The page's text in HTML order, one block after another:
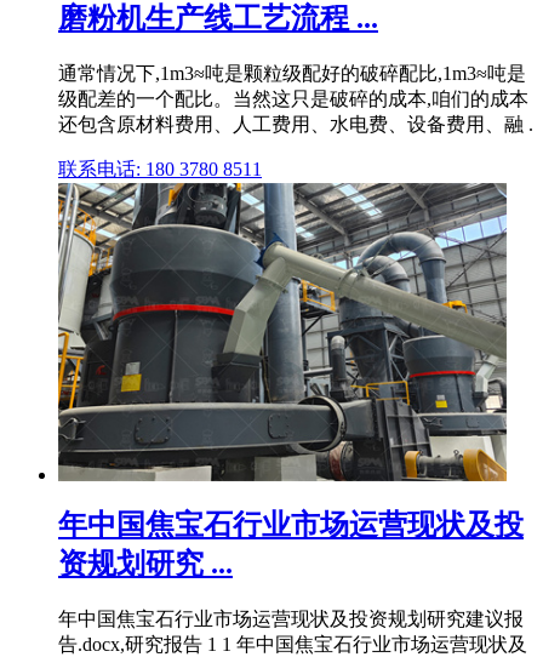
磨粉机生产线工艺流程 ...
通常情况下,1m3≈吨是颗粒级配好的破碎配比,1m3≈吨是
级配差的一个配比。当然这只是破碎的成本,咱们的成本
还包含原材料费用、人工费用、水电费、设备费用、融 .
联系电话: 180 3780 8511
年中国焦宝石行业市场运营现状及投
资规划研究 ...
年中国焦宝石行业市场运营现状及投资规划研究建议报
告.docx,研究报告 1 1 年中国焦宝石行业市场运营现状及